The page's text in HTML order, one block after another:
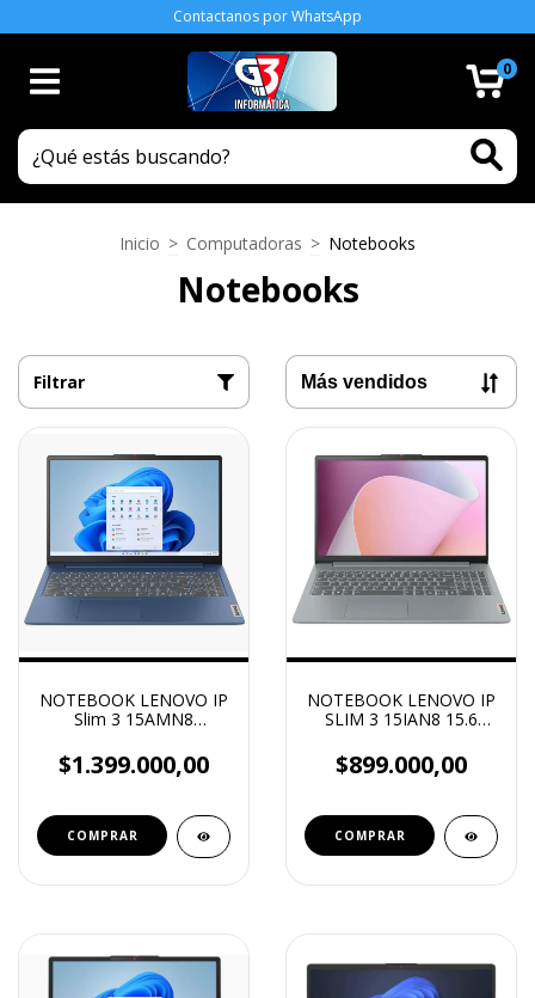
Contactanos por WhatsApp
0
Inicio > Computadoras > Notebooks
Notebooks
Filtrar
NOTEBOOK LENOVO IP
Slim 3 15AMN8
7320U/16GBDDR5 5500
256G NVME/MALETIN
$1.399.000,00
NOTEBOOK LENOVO IP
SLIM 3 15IAN8 15.6
4800MHZC SOLD
128GB UFS S3.1 FHD
$899.000,00